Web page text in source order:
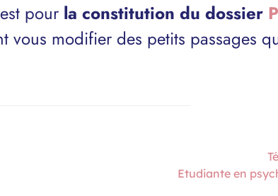
pour la constitution du dossier
vous modifier des petits passages
Etudiante en